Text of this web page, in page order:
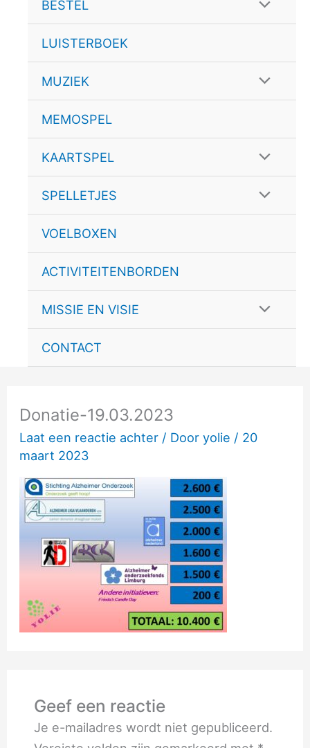
BESTEL Menu
LUISTERBOEK
MUZIEK Menu
MEMOSPEL
KAARTSPEL Menu
SPELLETJES Menu
VOELBOXEN
ACTIVITEITENBORDEN
MISSIE EN VISIE Menu
CONTACT
Donatie-19.03.2023
Laat een reactie achter / Dooryolie / 20
maart 2023
Geef een reactie
Je e-mailadres wordt niet gepubliceerd.